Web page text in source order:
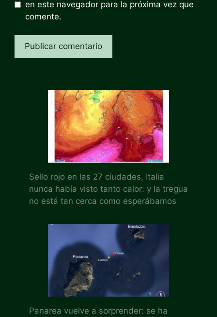
en este navegador para la próxima vez que
comente.
Sello rojo en las 27 ciudades, Italia
nunca había visto tanto calor: y la tregua
no está tan cerca como esperábamos
Panarea vuelve a sorprender: se ha